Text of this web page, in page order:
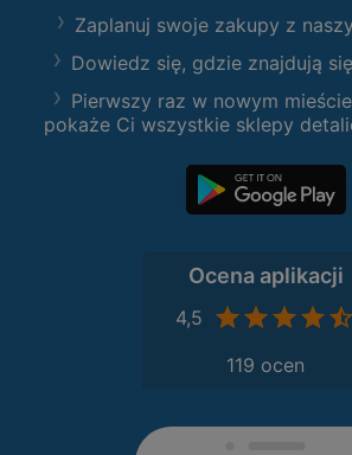
Zaplanuj swoje zakupy z
Dowiedz się, gdzie znajdują
Pierwszy raz w nowym
pokaże Ci wszystkie sklepy
Ocena aplikacji
4,5
119 ocen